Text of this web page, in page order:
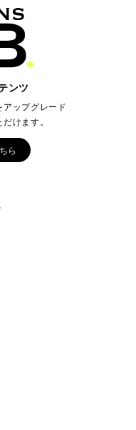
ンツ
ップグレード
けます。
ら